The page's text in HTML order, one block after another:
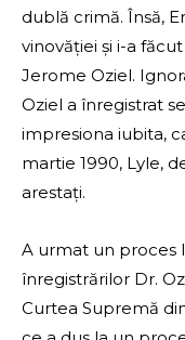
dublă crimă. Însă,
vinovăției și i-a
Jerome Oziel.
Oziel a înregistrat
impresiona iubita,
martie 1990, Lyle,
arestați.
A urmat un proces
înregistrărilor Dr.
Curtea Supremă